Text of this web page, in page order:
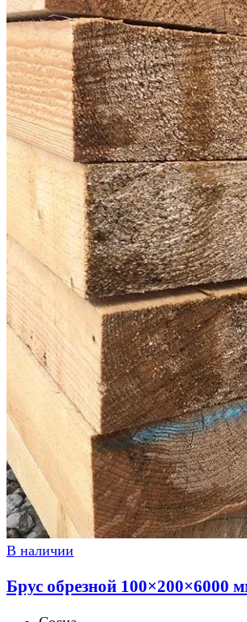
В наличии
Брус обрезной 100×200×6000